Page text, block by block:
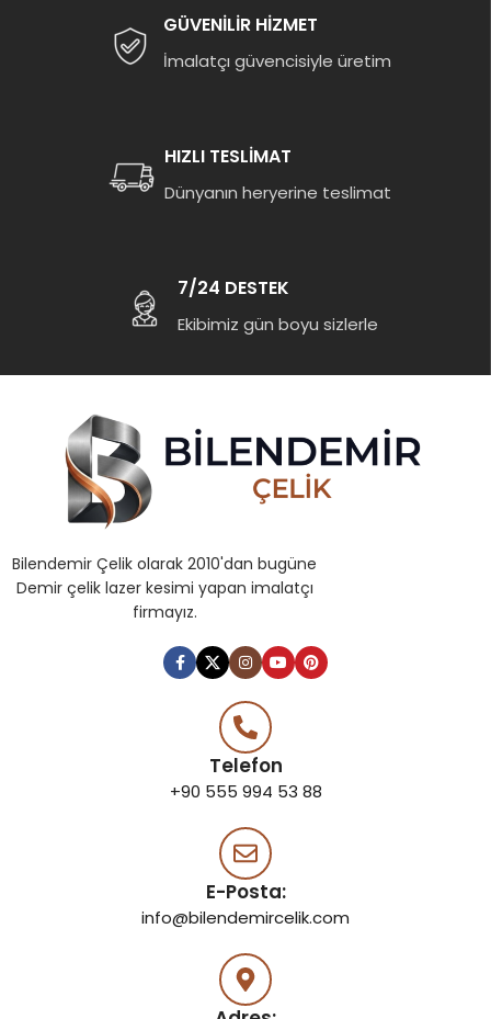
GÜVENİLİR HİZMET
İmalatçı güvencisiyle üretim
HIZLI TESLİMAT
Dünyanın heryerine teslimat
7/24 DESTEK
Ekibimiz gün boyu sizlerle
Bilendemir Çelik olarak 2010'dan bugüne
Demir çelik lazer kesimi yapan imalatçı
firmayız.
Telefon
+90 555 994 53 88
E-Posta:
info@bilendemircelik.com